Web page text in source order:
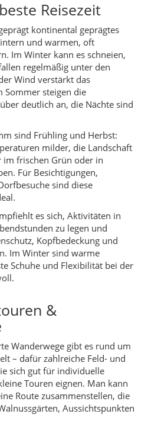
Reisezeit
kontinental geprägtes
und warmen, oft
Im Winter kann es schneien,
regelmäßig unter den
Wind verstärkt das
Sommer steigen die
deutlich an, die Nächte sind
sind Frühling und Herbst:
milder, die Landschaft
im frischen Grün oder in
Für Besichtigungen,
sind diese
es sich, Aktivitäten in
zu legen und
Kopfbedeckung und
Im Winter sind warme
Schuhe und Flexibilität bei der
&
Wanderwege gibt es rund um
– dafür zahlreiche Feld- und
sich gut für individuelle
Touren eignen. Man kann
Route zusammenstellen, die
Aussichtspunkten